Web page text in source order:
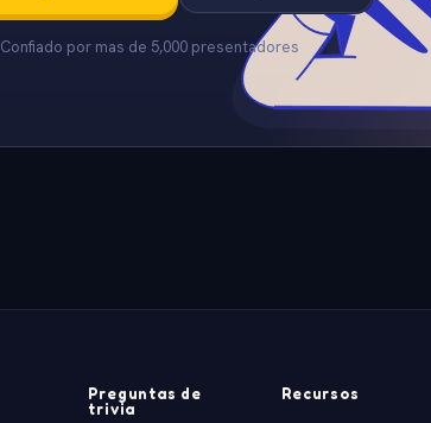
Confiado por mas de 5,000 presentadores
Preguntas de
trivia
Recursos